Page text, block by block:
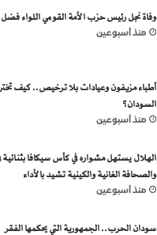
وفاة نجل رئيس حزب الأمة القومي اللواء فضل
منذ أسبوعين
أطباء مزيفون وعيادات بلا ترخيص.. كيف
السودان؟
منذ أسبوعين
الهلال يستهل مشواره في كأس سيكافا
والصحافة الغانية والكينية تشيد بالأداء
منذ أسبوعين
سودان الحرب.. الجمهورية التي يحكمها الفقر